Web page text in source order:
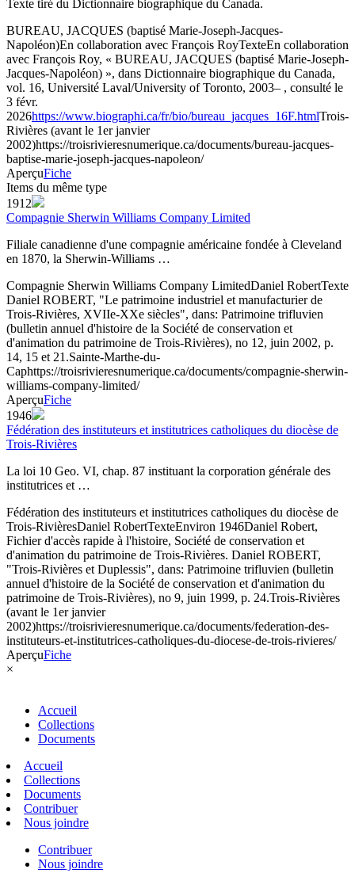
Texte tiré du Dictionnaire biographique du Canada.
BUREAU, JACQUES (baptisé Marie-Joseph-Jacques-
Napoléon)En collaboration avec François RoyTexteEn collaboration
avec François Roy, « BUREAU, JACQUES (baptisé Marie-Joseph-
Jacques-Napoléon) », dans Dictionnaire biographique du Canada,
vol. 16, Université Laval/University of Toronto, 2003– , consulté le
3 févr.
2026https://www.biographi.ca/fr/bio/bureau_jacques_16F.htmlTrois-
Rivières (avant le 1er janvier
2002)https://troisrivieresnumerique.ca/documents/bureau-jacques-
baptise-marie-joseph-jacques-napoleon/
AperçuFiche
Items du même type
1912
Compagnie Sherwin Williams Company Limited
Filiale canadienne d'une compagnie américaine fondée à Cleveland
en 1870, la Sherwin-Williams …
Compagnie Sherwin Williams Company LimitedDaniel RobertTexte
Daniel ROBERT, "Le patrimoine industriel et manufacturier de
Trois-Rivières, XVIIe-XXe siècles", dans: Patrimoine trifluvien
(bulletin annuel d'histoire de la Société de conservation et
d'animation du patrimoine de Trois-Rivières), no 12, juin 2002, p.
14, 15 et 21.Sainte-Marthe-du-
Caphttps://troisrivieresnumerique.ca/documents/compagnie-sherwin-
williams-company-limited/
AperçuFiche
1946
Fédération des instituteurs et institutrices catholiques du diocèse de
Trois-Rivières
La loi 10 Geo. VI, chap. 87 instituant la corporation générale des
institutrices et …
Fédération des instituteurs et institutrices catholiques du diocèse de
Trois-RivièresDaniel RobertTexteEnviron 1946Daniel Robert,
Fichier d'accès rapide à l'histoire, Société de conservation et
d'animation du patrimoine de Trois-Rivières. Daniel ROBERT,
"Trois-Rivières et Duplessis", dans: Patrimoine trifluvien (bulletin
annuel d'histoire de la Société de conservation et d'animation du
patrimoine de Trois-Rivières), no 9, juin 1999, p. 24.Trois-Rivières
(avant le 1er janvier
2002)https://troisrivieresnumerique.ca/documents/federation-des-
instituteurs-et-institutrices-catholiques-du-diocese-de-trois-rivieres/
AperçuFiche
×
Accueil
Collections
Documents
Accueil
Collections
Documents
Contribuer
Nous joindre
Contribuer
Nous joindre